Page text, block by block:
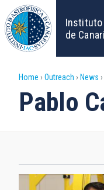
Skip
to
main
content
Instituto
de
Home Outreach News
Pablo